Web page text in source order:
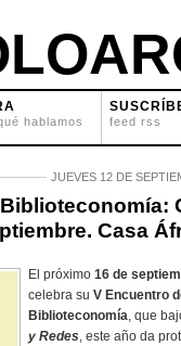
hablamos feed rss
JUEVES 12 DE
Casa
El próximo 16 de
celebra su V Encuentro
Biblioteconomía, que
y Redes, este año da